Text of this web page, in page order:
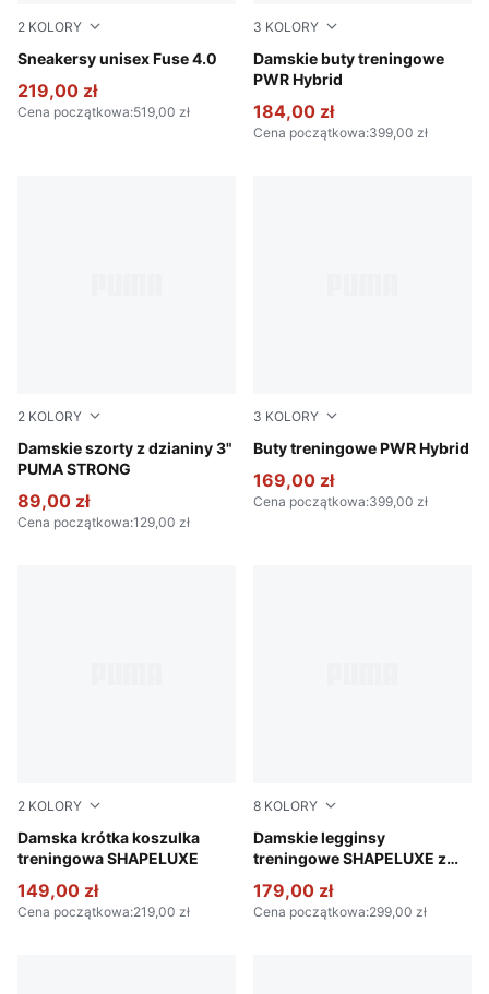
2 KOLORY
Sneakersy unisex Fuse 4.0
Cool Light Gray-PUMA Black-Lux Lime
219,00 zł
Cena początkowa:519,00 zł
3 KOLORY
Damskie buty treningowe
PWR Hybrid
PUMA White-Fresh Water-
184,00 zł
Cena początkowa:399,00 zł
2 KOLORY
Damskie szorty z dzianiny 3"
PUMA STRONG
Ruby Shimmer
89,00 zł
Cena początkowa:129,00 zł
3 KOLORY
Buty treningowe PWR Hybrid
Baltic Sea Blue-Lux Lime-
169,00 zł
Cena początkowa:399,00 zł
2 KOLORY
Damska krótka koszulka
treningowa SHAPELUXE
Deep Plum
149,00 zł
Cena początkowa:219,00 zł
8 KOLORY
Damskie legginsy
treningowe SHAPELUXE z
Baltic Sea Blue
179,00 zł
Cena początkowa:299,00 zł